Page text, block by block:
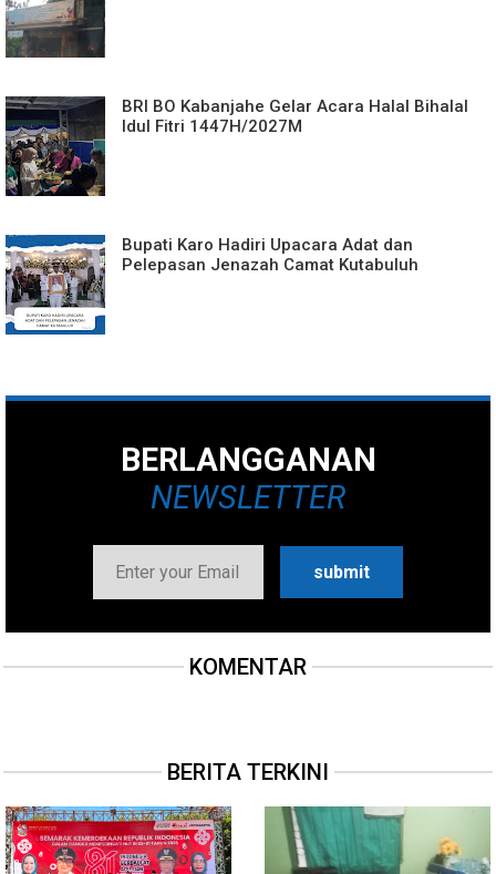
BRI BO Kabanjahe Gelar Acara Halal Bihalal
Idul Fitri 1447H/2027M
Bupati Karo Hadiri Upacara Adat dan
Pelepasan Jenazah Camat Kutabuluh
BERLANGGANAN
NEWSLETTER
KOMENTAR
BERITA TERKINI